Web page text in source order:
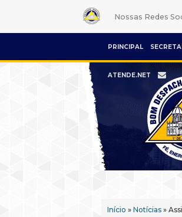
Nossas Redes
PRINCIPAL
ATENDE.NET
Início » Notícias »